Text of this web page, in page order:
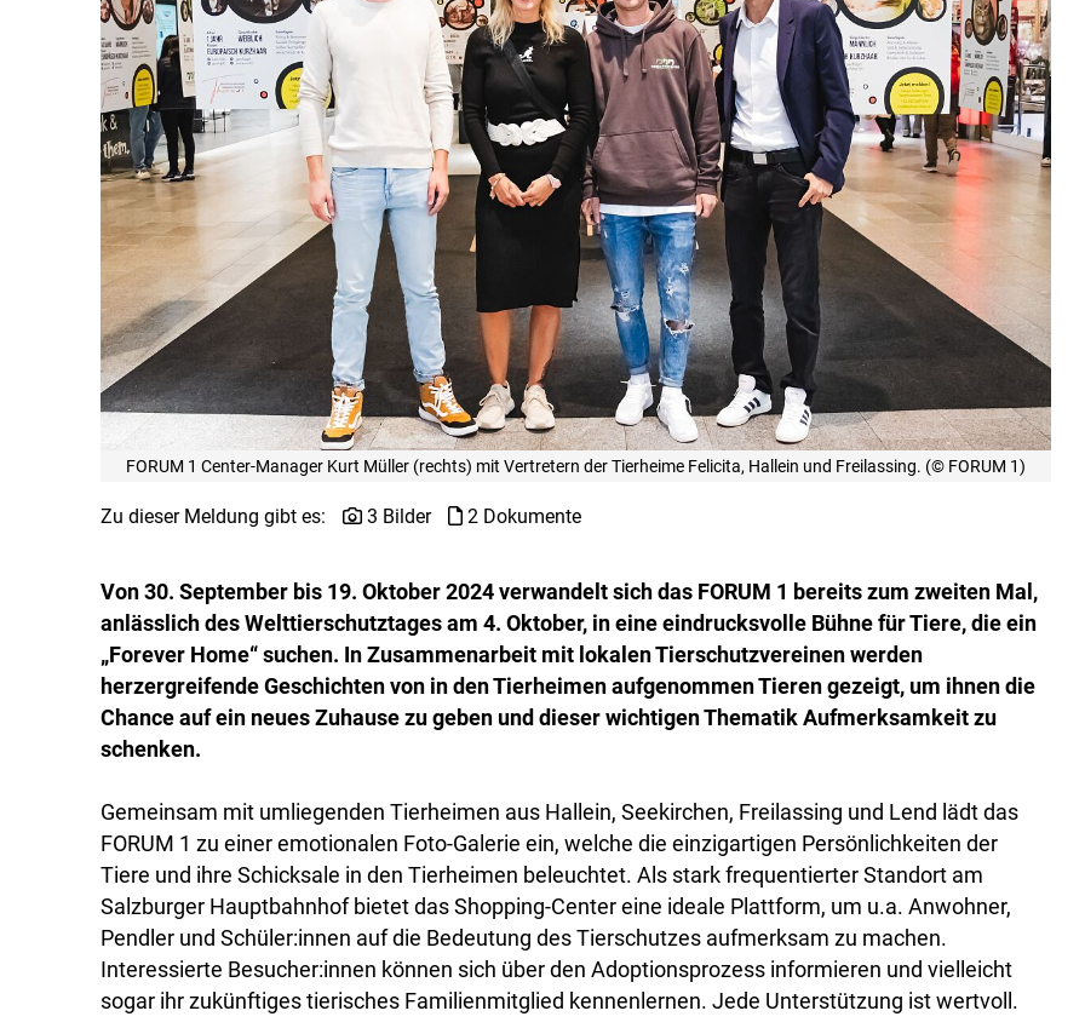
FORUM 1 Center-Manager Kurt Müller (rechts) mit Vertretern der Tierheime Felicita, Hallein und Freilassing. (© FORUM 1)
Zu dieser Meldung gibt es: 3 Bilder 2 Dokumente
Von 30. September bis 19. Oktober 2024 verwandelt sich das FORUM 1 bereits zum zweiten Mal,
anlässlich des Welttierschutztages am 4. Oktober, in eine eindrucksvolle Bühne für Tiere, die ein
„Forever Home“ suchen. In Zusammenarbeit mit lokalen Tierschutzvereinen werden
herzergreifende Geschichten von in den Tierheimen aufgenommen Tieren gezeigt, um ihnen die
Chance auf ein neues Zuhause zu geben und dieser wichtigen Thematik Aufmerksamkeit zu
schenken.
Gemeinsam mit umliegenden Tierheimen aus Hallein, Seekirchen, Freilassing und Lend lädt das
FORUM 1 zu einer emotionalen Foto-Galerie ein, welche die einzigartigen Persönlichkeiten der
Tiere und ihre Schicksale in den Tierheimen beleuchtet. Als stark frequentierter Standort am
Salzburger Hauptbahnhof bietet das Shopping-Center eine ideale Plattform, um u.a. Anwohner,
Pendler und Schüler:innen auf die Bedeutung des Tierschutzes aufmerksam zu machen.
Interessierte Besucher:innen können sich über den Adoptionsprozess informieren und vielleicht
sogar ihr zukünftiges tierisches Familienmitglied kennenlernen. Jede Unterstützung ist wertvoll.